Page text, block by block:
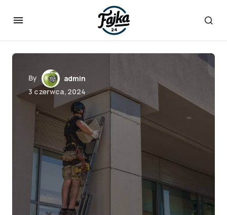
By
admin
3 czerwca, 2024